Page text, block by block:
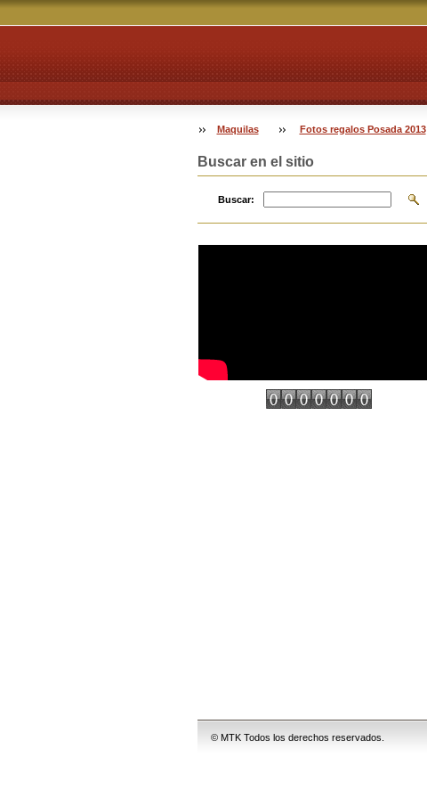
Maquilas Fotos regalos Posada 2013
Buscar en el sitio
Buscar:
© MTK Todos los derechos reservados.